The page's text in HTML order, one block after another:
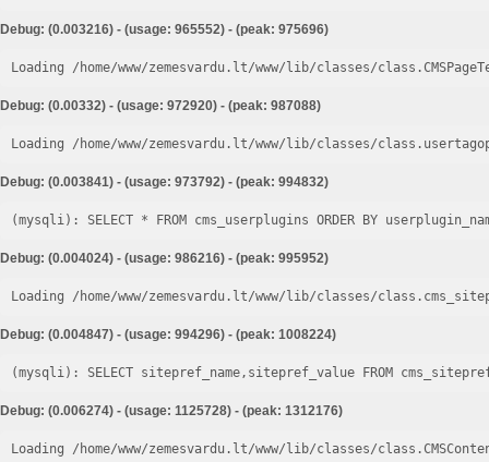
Debug: (0.003216) - (usage: 965552) - (peak: 975696)
Loading /home/www/zemesvardu.lt/www/lib/classes/
Debug: (0.00332) - (usage: 972920) - (peak: 987088)
Loading /home/www/zemesvardu.lt/www/lib/classes/
Debug: (0.003841) - (usage: 973792) - (peak: 994832)
Debug: (0.004024) - (usage: 986216) - (peak: 995952)
Loading /home/www/zemesvardu.lt/www/lib/classes/
Debug: (0.004847) - (usage: 994296) - (peak: 1008224)
Debug: (0.006274) - (usage: 1125728) - (peak: 1312176)
Loading /home/www/zemesvardu.lt/www/lib/classes/